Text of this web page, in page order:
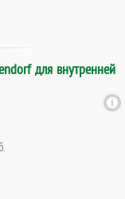
для внутренней